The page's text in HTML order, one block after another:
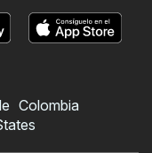
Colombia